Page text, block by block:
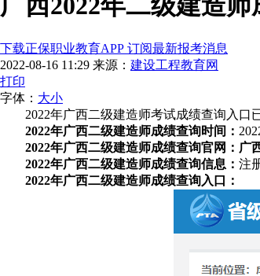
广西2022年二级建造
下载正保职业教育APP 订阅最新报考消息
2022-08-16 11:29 来源： 建设工程教育网
打印
字体： 大小
2022年广西二级建造师考试成绩查询入口
2022年广西二级建造师成绩查询时间：
2022年广西二级建造师成绩查询官网：广
2022年广西二级建造师成绩查询信息： 注
2022年广西二级建造师成绩查询入口：